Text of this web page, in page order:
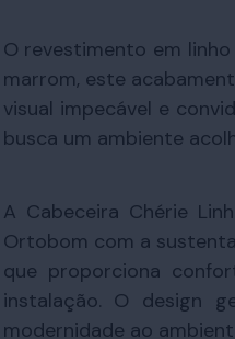
O revestimento em
marrom, este
visual impecável e
busca um ambiente
A Cabeceira Chérie
Ortobom com a
que proporciona
instalação. O design
modernidade ao